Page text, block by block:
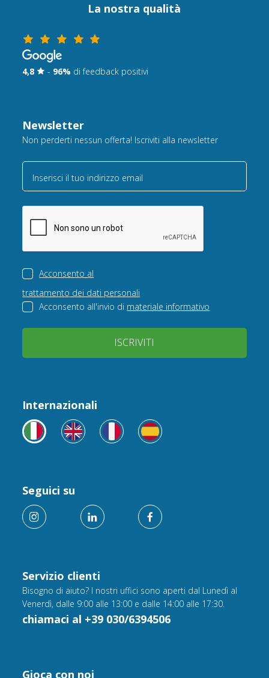
La nostra qualità
4,8 - 96% di feedback positivi
Newsletter
Non perderti nessun offerta! Iscriviti alla newsletter
Inserisci il tuo indirizzo email
Acconsento al
trattamento dei dati personali
Acconsento all'invio di materiale informativo
ISCRIVITI
Servizio clienti
Bisogno di aiuto? I nostri uffici sono aperti dal Lunedì al
Venerdì, dalle 9:00 alle 13:00 e dalle 14:00 alle 17:30.
chiamaci al +39 030/6394506
Internazionali
Seguici su
Gioca con noi